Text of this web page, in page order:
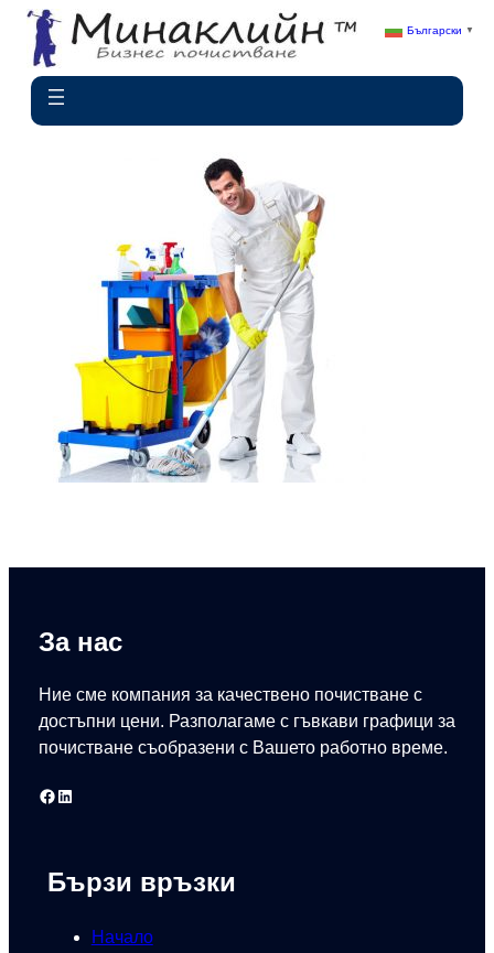
За нас
Ние сме компания за качествено почистване с
достъпни цени. Разполагаме с гъвкави графици за
почистване съобразени с Вашето работно време.
Facebook LinkedIn
Бързи връзки
Начало
Български ▼